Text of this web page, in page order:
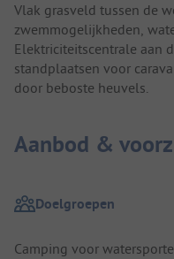
Vlak grasveld tussen de
zwemmogelijkheden,
Elektriciteitscentrale aan
standplaatsen voor
door beboste heuvels.
Aanbod &
Doelgroepen
Camping voor